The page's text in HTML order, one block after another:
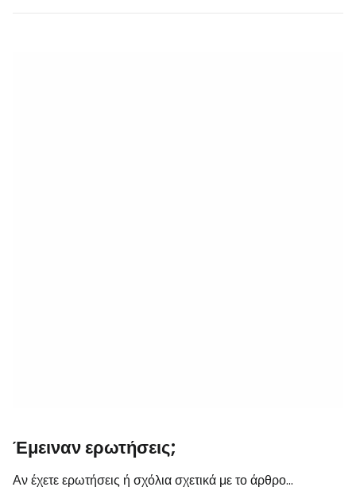
Έμειναν ερωτήσεις;
Αν έχετε ερωτήσεις ή σχόλια σχετικά με το άρθρο...